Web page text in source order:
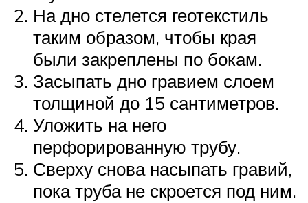
На дно стелется геотекстиль
таким образом, чтобы края
были закреплены по бокам.
Засыпать дно гравием слоем
толщиной до 15 сантиметров.
Уложить на него
перфорированную трубу.
Сверху снова насыпать гравий,
пока труба не скроется под ним.